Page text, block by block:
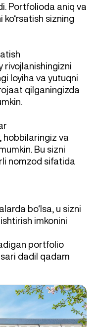
Portfolioda aniq va
ko‘rsatish sizning
rivojlanishingizni
loyiha va yutuqni
qilganingizda
hobbilaringiz va
Bu sizni
nomzod sifatida
bo‘lsa, u sizni
imkonini
portfolio
dadil qadam